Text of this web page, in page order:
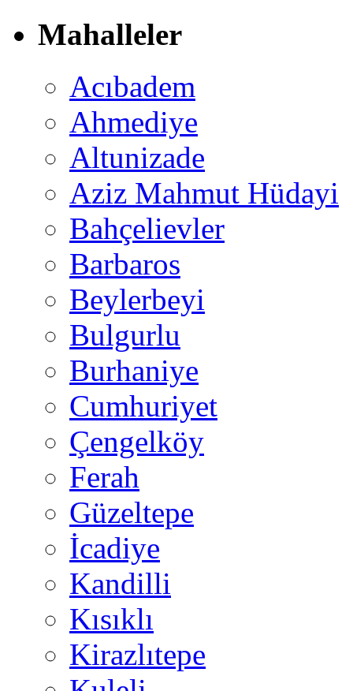
Mahalleler
Acıbadem
Ahmediye
Altunizade
Aziz Mahmut Hüdayi
Bahçelievler
Barbaros
Beylerbeyi
Bulgurlu
Burhaniye
Cumhuriyet
Çengelköy
Ferah
Güzeltepe
İcadiye
Kandilli
Kısıklı
Kirazlıtepe